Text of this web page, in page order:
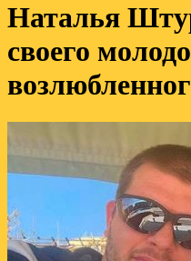
Наталья
своего